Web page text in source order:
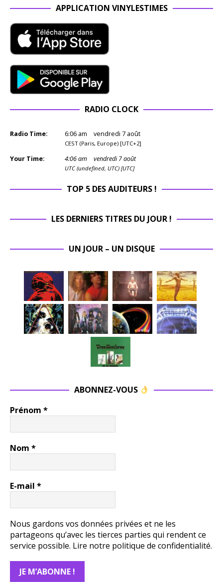
APPLICATION VINYLESTIMES
RADIO CLOCK
Radio Time: 6:06 am vendredi 7 août
CEST (Paris, Europe) [UTC+2]
Your Time: 4:06am vendredi 7 août
UTC (undefined, UTC) [UTC]
TOP 5 DES AUDITEURS !
LES DERNIERS TITRES DU JOUR !
UN JOUR – UN DISQUE
ABONNEZ-VOUS
Prénom *
Nom *
E-mail *
Nous gardons vos données privées et ne les
partageons qu’avec les tierces parties qui rendent ce
service possible. Lire notre politique de confidentialité.